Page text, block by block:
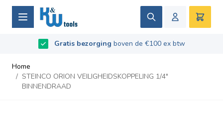
Ga naar de inhoud
Zoek
B2B / Grotere aantallen bestellen?
vraag naar de
voorwaarden
Beoordeeld met9.5/10- Gebaseerd op 669 recensies
Home
/ STEINCO ORION VEILIGHEIDSKOPPELING 1/4"
BINNENDRAAD